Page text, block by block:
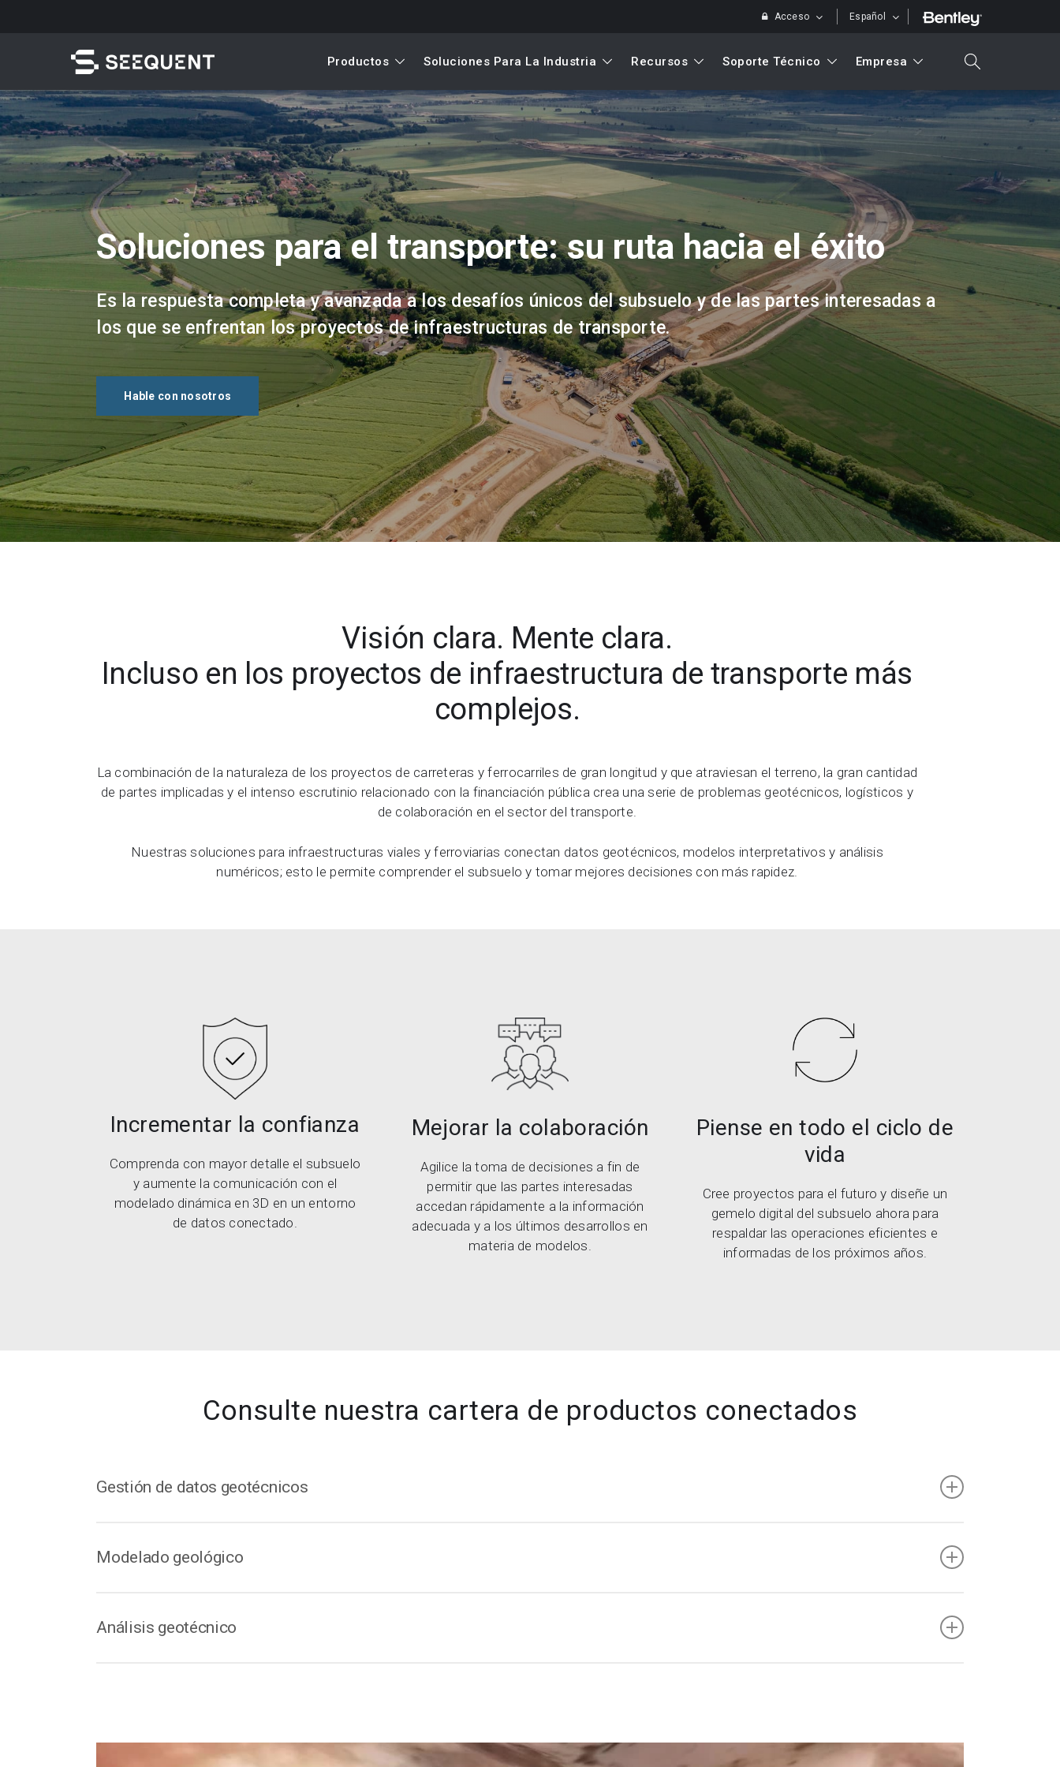
Acceso Español
Buscar
Buscar
Acceso rápido a
Soluciones en geociencia de Seequent
Comunidad Sala
Carreras Community Forum
Acerca de Seequent ID Online learning
Productos Soluciones Para La Industria Recursos Soporte Técnico Empresa
search
Soluciones para el transporte: su ruta hacia el éxito
Es la respuesta completa y avanzada a los desafíos únicos del subsuelo y de las partes interesadas a
los que se enfrentan los proyectos de infraestructuras de transporte.
Hable con nosotros
Visión clara. Mente clara.
Incluso en los proyectos de infraestructura de transporte más
complejos.
La combinación de la naturaleza de los proyectos de carreteras y ferrocarriles de gran longitud y que atraviesan el terreno, la gran cantidad
de partes implicadas y el intenso escrutinio relacionado con la financiación pública crea una serie de problemas geotécnicos, logísticos y
de colaboración en el sector del transporte.
Nuestras soluciones para infraestructuras viales y ferroviarias conectan datos geotécnicos, modelos interpretativos y análisis
numéricos; esto le permite comprender el subsuelo y tomar mejores decisiones con más rapidez.
Incrementar la confianza
Comprenda con mayor detalle el subsuelo
y aumente la comunicación con el
modelado dinámica en 3D en un entorno
de datos conectado.
Mejorar la colaboración
Agilice la toma de decisiones a fin de
permitir que las partes interesadas
accedan rápidamente a la información
adecuada y a los últimos desarrollos en
materia de modelos.
Piense en todo el ciclo de
vida
Cree proyectos para el futuro y diseñe un
gemelo digital del subsuelo ahora para
respaldar las operaciones eficientes e
informadas de los próximos años.
Consulte nuestra cartera de productos conectados
Gestión de datos geotécnicos
La construcción exitosa de un túnel depende de su capacidad para prever los comportamientos del suelo y esto comienza con el informe de
datos geotécnicos. Pero no termina ahí. Manténgase al día con la información geotécnica a partir del diseño y la construcción detallados del
OpenGround
Modelado geológico
La mejor práctica para los proyectos de construcción de túneles consiste en usar un enfoque de ingeniería geológica 3D que una el modelado
conceptual con el observacional a fin de reducir los riegos y la incertidumbre al principio del proceso, lo que lleva a mejores resultados para el
Análisis geotécnico